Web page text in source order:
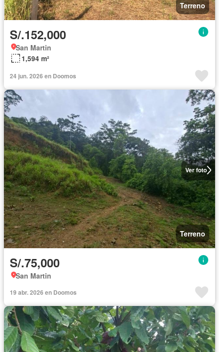
Terreno
S/.152,000
San Martin
1,594 m²
24 jun. 2026 en Doomos
Ver foto
Terreno
S/.75,000
San Martin
19 abr. 2026 en Doomos